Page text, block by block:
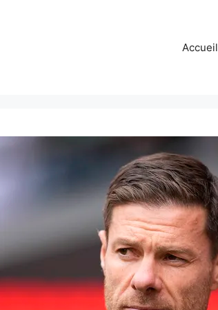
Accueil